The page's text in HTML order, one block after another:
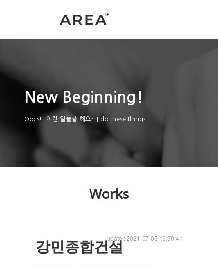
New Beginning!
Oops!! 이런 일들을 해요~ I do these things.
Works
upate : 2021-07-05 16:50:41
강민종합건설